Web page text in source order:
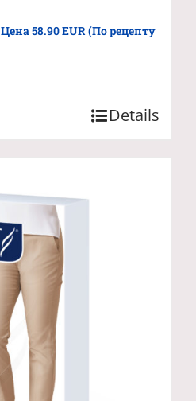
Цена 58.90 EUR (По рецепту
Details